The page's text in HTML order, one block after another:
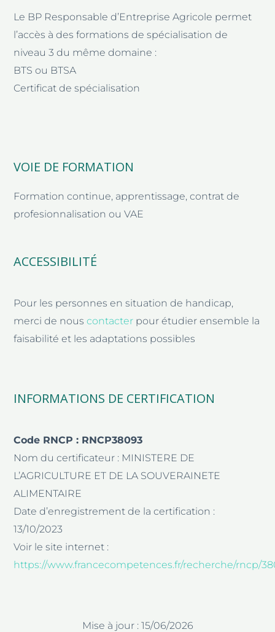
Le BP Responsable d’Entreprise Agricole permet
l’accès à des formations de spécialisation de
niveau 3 du même domaine :
BTS ou BTSA
Certificat de spécialisation
VOIE DE FORMATION
Formation continue, apprentissage, contrat de
profesionnalisation ou VAE
ACCESSIBILITÉ
Pour les personnes en situation de handicap,
merci de nouscontacter pour étudier ensemble la
faisabilité et les adaptations possibles
INFORMATIONS DE CERTIFICATION
Code RNCP : RNCP38093
Nom du certificateur : MINISTERE DE
L’AGRICULTURE ET DE LA SOUVERAINETE
ALIMENTAIRE
Date d’enregistrement de la certification :
13/10/2023
Voir le site internet :
https://www.francecompetences.fr/recherche/rncp/
Mise à jour : 15/06/2026